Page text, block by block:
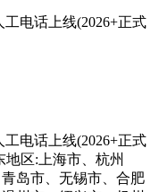
电话上线(2026+正式
电话上线(2026+正式
区:上海市、杭州
岛市、无锡市、合肥